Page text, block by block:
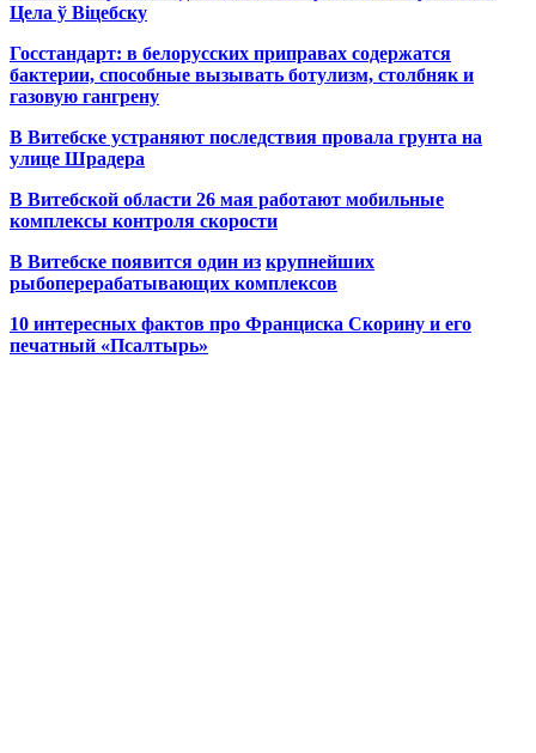
Цела ў Віцебску
Госстандарт: в белорусских приправах содержатся
бактерии, способные вызывать ботулизм, столбняк и
газовую гангрену
В Витебске устраняют последствия провала грунта на
улице Шрадера
В Витебской области 26 мая работают мобильные
комплексы контроля скорости
В Витебске появится один из крупнейших
рыбоперерабатывающих комплексов
10 интересных фактов про Франциска Скорину и его
печатный «Псалтырь»